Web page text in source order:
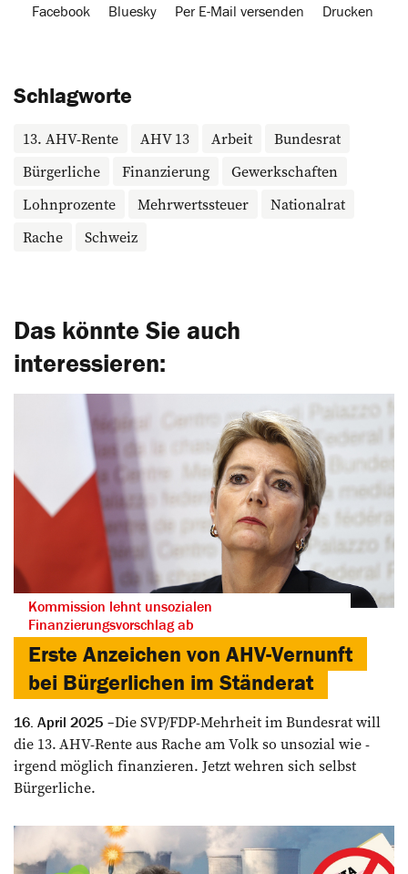
Facebook Bluesky Per E-Mail versenden Drucken
Schlagworte
13. AHV-Rente AHV 13 Arbeit
Bundesrat
Bürgerliche
Finanzierung
Gewerkschaften
Lohnprozente
Mehrwertssteuer
Nationalrat
Rache
Schweiz
Das könnte Sie auch
interessieren:
Kommission lehnt unsozialen
Finanzierungsvorschlag ab
Erste Anzeichen von AHV-Vernunft
bei Bürgerlichen im Ständerat
16. April 2025
Die SVP/FDP-Mehrheit im Bundesrat will
die 13. AHV-Rente aus Rache am Volk so unsozial wie ­
irgend möglich finan­zieren. Jetzt wehren sich selbst
Bürgerliche.